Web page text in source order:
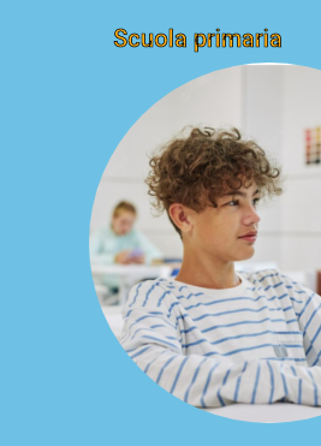
Scuola primaria